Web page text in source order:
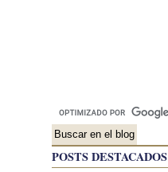
POSTS DESTACADOS